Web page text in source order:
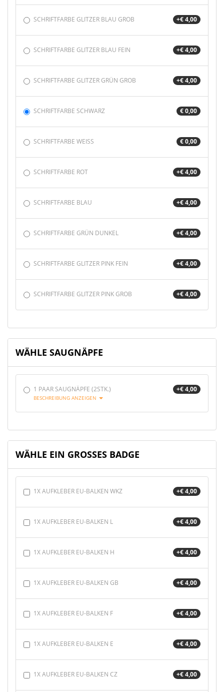
SCHRIFTFARBE GLITZER BLAU GROB +€ 4,00
SCHRIFTFARBE GLITZER BLAU FEIN +€ 4,00
SCHRIFTFARBE GLITZER GRÜN GROB +€ 4,00
SCHRIFTFARBE SCHWARZ € 0,00
SCHRIFTFARBE WEISS € 0,00
SCHRIFTFARBE ROT +€ 4,00
SCHRIFTFARBE BLAU +€ 4,00
SCHRIFTFARBE GRÜN DUNKEL +€ 4,00
SCHRIFTFARBE GLITZER PINK FEIN +€ 4,00
SCHRIFTFARBE GLITZER PINK GROB +€ 4,00
WÄHLE SAUGNÄPFE
1 PAAR SAUGNÄPFE (2STK.) +€ 4,00
BESCHREIBUNG ANZEIGEN
WÄHLE EIN GROSSES BADGE
1X AUFKLEBER EU-BALKEN WKZ +€ 4,00
1X AUFKLEBER EU-BALKEN L +€ 4,00
1X AUFKLEBER EU-BALKEN H +€ 4,00
1X AUFKLEBER EU-BALKEN GB +€ 4,00
1X AUFKLEBER EU-BALKEN F +€ 4,00
1X AUFKLEBER EU-BALKEN E +€ 4,00
1X AUFKLEBER EU-BALKEN CZ +€ 4,00